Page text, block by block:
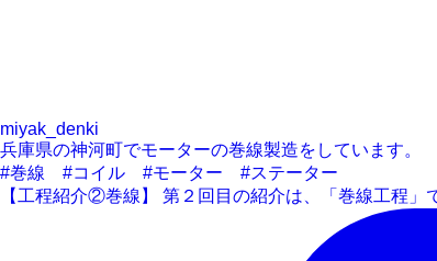
miyak_denki
兵庫県の神河町でモーターの巻線製造をしています。
#巻線 #コイル #モーター #ステーター
【工程紹介②巻線】 第２回目の紹介は、「巻線工程」